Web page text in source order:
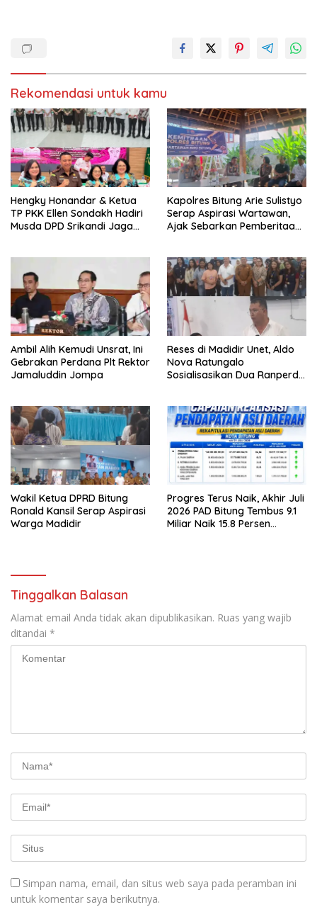
d
l
a
y
a
n
g
b
a
r
u
)
e
d
e
l
a
y
a
g
b
a
r
u
Rekomendasi untuk kamu
Hengky Honandar & Ketua
TP PKK Ellen Sondakh Hadiri
Musda DPD Srikandi Jaga
Kapolres Bitung Arie Sulistyo
Serap Aspirasi Wartawan,
Ajak Sebarkan Pemberitaan
Ambil Alih Kemudi Unsrat, Ini
Gebrakan Perdana Plt Rektor
Jamaluddin Jompa
Reses di Madidir Unet, Aldo
Nova Ratungalo
Sosialisasikan Dua Ranperda
Wakil Ketua DPRD Bitung
Ronald Kansil Serap Aspirasi
Warga Madidir
Progres Terus Naik, Akhir Juli
2026 PAD Bitung Tembus 9.1
Miliar Naik 15.8 Persen
Tinggalkan Balasan
Alamat email Anda tidak akan dipublikasikan. Ruas yang wajib
ditandai *
Simpan nama, email, dan situs web saya pada peramban ini
untuk komentar saya berikutnya.